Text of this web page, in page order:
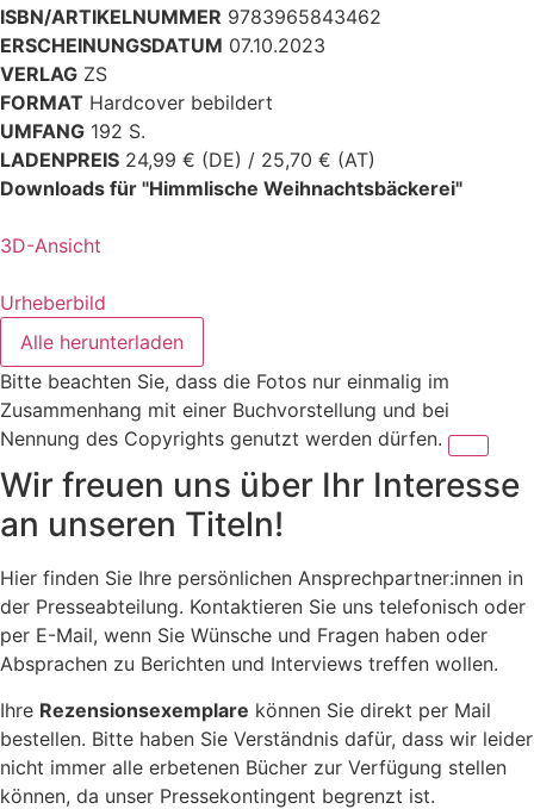
ISBN/ARTIKELNUMMER 9783965843462
ERSCHEINUNGSDATUM 07.10.2023
VERLAG ZS
FORMAT Hardcover bebildert
UMFANG 192 S.
LADENPREIS 24,99 € (DE) / 25,70 € (AT)
Downloads für "Himmlische Weihnachtsbäckerei"
3D-Ansicht
Urheberbild
Alle herunterladen
Bitte beachten Sie, dass die Fotos nur einmalig im
Zusammenhang mit einer Buchvorstellung und bei
Nennung des Copyrights genutzt werden dürfen.
Wir freuen uns über Ihr Interesse
an unseren Titeln!
Hier finden Sie Ihre persönlichen Ansprechpartner:innen in
der Presseabteilung. Kontaktieren Sie uns telefonisch oder
per E-Mail, wenn Sie Wünsche und Fragen haben oder
Absprachen zu Berichten und Interviews treffen wollen.
Ihre Rezensionsexemplare können Sie direkt per Mail
bestellen. Bitte haben Sie Verständnis dafür, dass wir leider
nicht immer alle erbetenen Bücher zur Verfügung stellen
können, da unser Pressekontingent begrenzt ist.